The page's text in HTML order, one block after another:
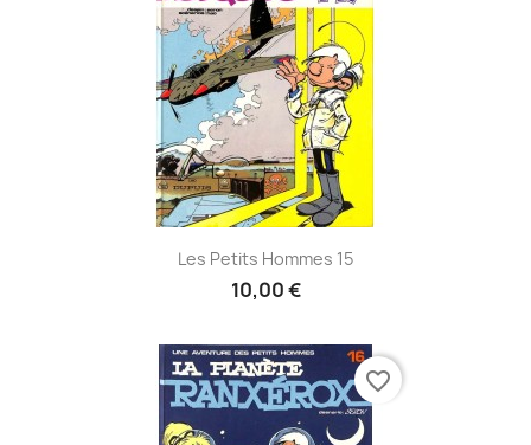
Les Petits Hommes 15
10,00 €
favorite_border